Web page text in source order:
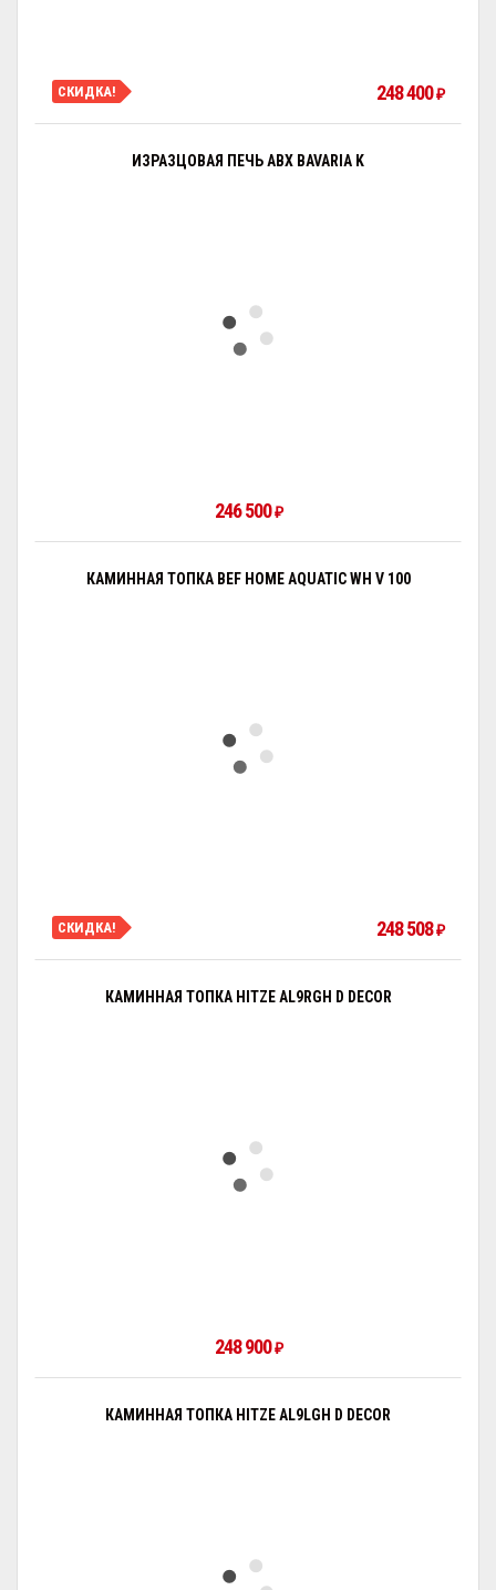
СКИДКА! 248 400₽
ИЗРАЗЦОВАЯ ПЕЧЬ ABX BAVARIA K
246 500₽
КАМИННАЯ ТОПКА BEF HOME AQUATIC WH V 100
СКИДКА! 248 508₽
КАМИННАЯ ТОПКА HITZE AL9RGH D DECOR
248 900₽
КАМИННАЯ ТОПКА HITZE AL9LGH D DECOR